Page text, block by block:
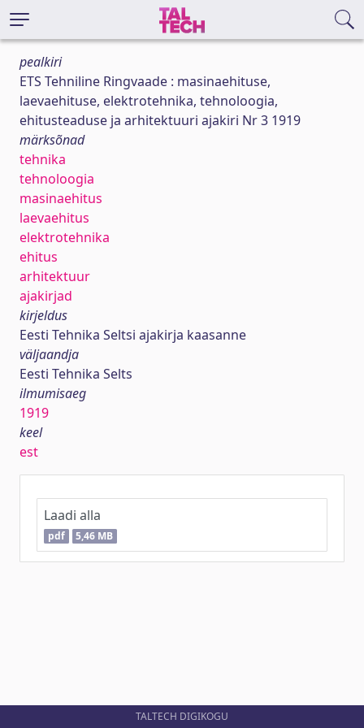
pealkiri
ETS Tehniline Ringvaade : masinaehituse,
laevaehituse, elektrotehnika, tehnoloogia,
ehitusteaduse ja arhitektuuri ajakiri Nr 3 1919
märksõnad
tehnika
tehnoloogia
masinaehitus
laevaehitus
elektrotehnika
ehitus
arhitektuur
ajakirjad
kirjeldus
Eesti Tehnika Seltsi ajakirja kaasanne
väljaandja
Eesti Tehnika Selts
ilmumisaeg
1919
keel
est
Laadi alla
pdf 5,46 MB
TALTECH DIGIKOGU